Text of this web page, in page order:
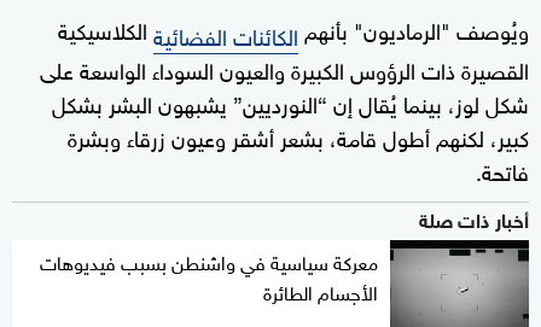
ويُوصف "الرماديون" بأنهمالكائنات الفضائيةالكلاسيكية
القصيرة ذات الرؤوس الكبيرة والعيون السوداء الواسعة على
شكل لوز، بينما يُقال إن “النورديين” يشبهون البشر بشكل
كبير، لكنهم أطول قامة، بشعر أشقر وعيون زرقاء وبشرة
فاتحة.
أخبار ذات صلة
معركة سياسية في واشنطن بسبب فيديوهات
الأجسام الطائرة